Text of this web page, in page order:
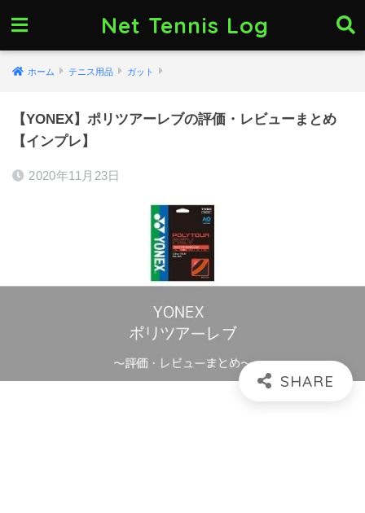
Net Tennis Log
ホーム テニス用品 ガット
【YONEX】ポリツアーレブの評価・レビューまとめ
【インプレ】
2020年11月23日